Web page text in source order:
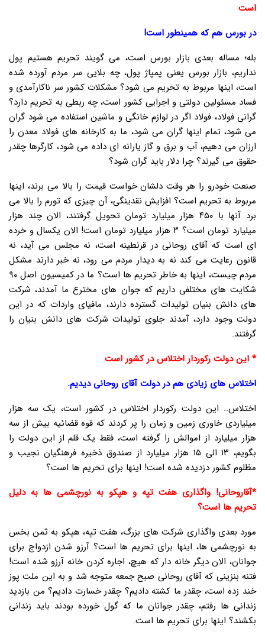
است
در بورس هم که همینطور است!
بله؛ مساله بعدی بازار بورس است، می گویند تحریم هستیم پول
نداریم، بازار بورس یعنی پمپاژ پول، چه بلایی سر مردم آورده شده
است، اینها مربوط به تحریم می شود؟ مشکلات کشور سر ناکارآمدی و
فساد مسئولین دولتی و اجرایی کشور است، چه ربطی به تحریم دارد؟
گرانی فولاد، فولاد اگر در لوازم خانگی و ماشین استفاده می شود گران
می شود، تمام اینها گران می شود، ما به کارخانه های فولاد معدن را
ارزان می دهیم، آب و برق و گاز یارانه ای داده می شود، کارگرها چقدر
حقوق می گیرند؟ چرا دلار باید گران شود؟
صنعت خودرو را هر وقت دلشان خواست قیمت را بالا می برند، اینها
مربوط به تحریم است؟ افزایش نقدینگی، آن چیزی که تورم را بالا می
برد آنها با ۴۵۰ هزار میلیارد تومان تحویل گرفتند، الان چند هزار
میلیارد تومان است؟ ۳ هزار میلیارد تومان است! الان یکسال و خرده
ای است که آقای روحانی در قرنطینه است، نه مجلس می آید، نه
قانون رعایت می کند نه به دیدار مردم می رود، نه خبر دارند مشکل
مردم چیست، اینها به خاطر تحریم ها است؟ ما در کمیسیون اصل ۹۰
شکایت های مختلفی داریم که جوان های مخترع ما آمدند، شرکت
های دانش بنیان تولیدات گسترده دارند، مافیای واردات که در این
دولت وجود دارد، آمدند جلوی تولیدات شرکت های دانش بنیان را
گرفتند.
* این دولت رکوردار اختلاس در کشور است
اختلاس های زیادی هم در دولت آقای روحانی دیدیم.
اختلاس.. این دولت رکوردار اختلاس در کشور است، یک سه هزار
میلیاردی خاوری زمین و زمان را پر کردند که قوه قضائیه بیش از سه
هزار میلیارد از اموالش را گرفته است، فقط یک قلم از این دولت را
بگویم، ۱۳ الی ۱۵ هزار میلیارد از صندوق ذخیره فرهنگیان نجیب و
مظلوم کشور دزدیده شده است! اینها برای تحریم ها است؟
*آقاروحانی! واگذاری هفت تپه و هپکو به نورچشمی ها به دلیل
تحریم ها است؟
مورد بعدی واگذاری شرکت های بزرگ، هفت تپه، هپکو به ثمن بخس
به نورچشمی ها، اینها برای تحریم ها است؟ آرزو شدن ازدواج برای
جوانان، الان دیگر خانه دار که هیچ، اجاره کردن خانه آرزو شده است!
فتنه بنزینی که آقای روحانی صبح جمعه متوجه شد و به این ملت پوز
خند زده است، چقدر ما کشته دادیم؟ چقدر خسارت دادیم؟ من بازدید
زندانی ها رفتم، چقدر جوانان ما که گول خورده بودند باید زندانی
بکشند؟ اینها برای تحریم ها است.